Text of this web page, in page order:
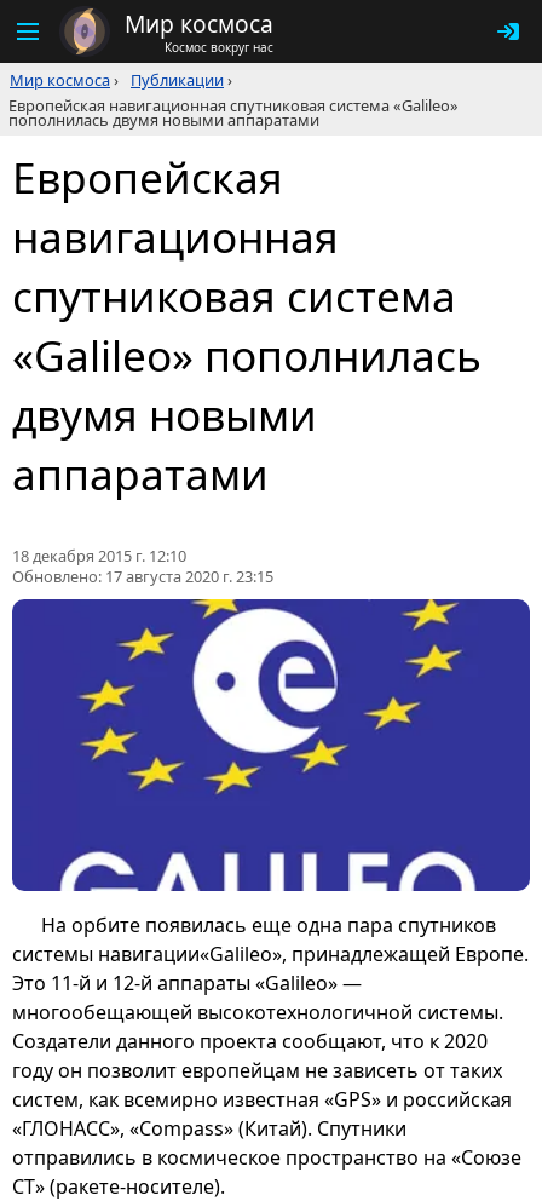
Мир космоса
Космос вокруг нас
Мир космоса› Публикации›
Европейская навигационная спутниковая система «Galileo»
пополнилась двумя новыми аппаратами
Европейская
навигационная
спутниковая система
«Galileo» пополнилась
двумя новыми
аппаратами
18 декабря 2015 г. 12:10
Обновлено: 17 августа 2020 г. 23:15
На орбите появилась еще одна пара спутников
системы навигации«Galileo», принадлежащей Европе.
Это 11-й и 12-й аппараты «Galileo» —
многообещающей высокотехнологичной системы.
Создатели данного проекта сообщают, что к 2020
году он позволит европейцам не зависеть от таких
систем, как всемирно известная «GPS» и российская
«ГЛОНАСС», «Compass» (Китай). Спутники
отправились в космическое пространство на «Союзе
СТ» (ракете-носителе).